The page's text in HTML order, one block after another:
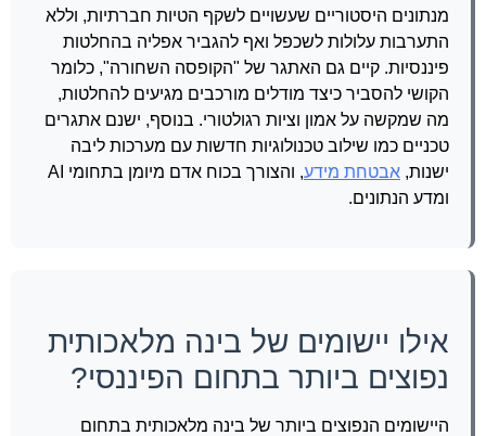
מנתונים היסטוריים שעשויים לשקף הטיות חברתיות, וללא
התערבות עלולות לשכפל ואף להגביר אפליה בהחלטות
פיננסיות. קיים גם האתגר של "הקופסה השחורה", כלומר
הקושי להסביר כיצד מודלים מורכבים מגיעים להחלטות,
מה שמקשה על אמון וציות רגולטורי. בנוסף, ישנם אתגרים
טכניים כמו שילוב טכנולוגיות חדשות עם מערכות ליבה
ישנות, אבטחת מידע
, והצורך בכוח אדם מיומן בתחומי AI
ומדע הנתונים.
אילו יישומים של בינה מלאכותית
נפוצים ביותר בתחום הפיננסי?
היישומים הנפוצים ביותר של בינה מלאכותית בתחום